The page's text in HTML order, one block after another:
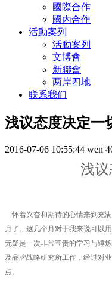
國際合作
國內合作
活動案列
活動案列
文博會
新聯會
两岸四地
联系我们
浅议态度决定一
2016-07-06 10:55:44 wen
浅议
（2016年7
怀着兴奋和期待的心情来到充
月了。这几个月对于我来说可以
无疑是一次非常宝贵的学习与锤
及品牌战略研究所工作，经过对
点。